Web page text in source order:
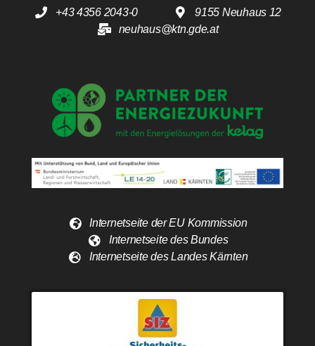
+43 4356 2043-0
9155 Neuhaus 12
neuhaus@ktn.gde.at
Internetseite der EU Kommission
Internetseite des Bundes
Internetseite des Landes Kärnten